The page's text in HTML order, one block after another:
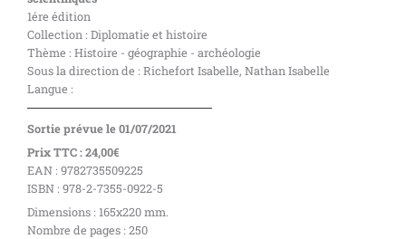
1ére édition
Collection : Diplomatie et histoire
Thème : Histoire - géographie - archéologie
Sous la direction de : Richefort Isabelle, Nathan Isabelle
Langue :
Sortie prévue le 01/07/2021
Prix TTC : 24,00€
EAN : 9782735509225
ISBN : 978-2-7355-0922-5
Dimensions : 165x220 mm.
Nombre de pages : 250